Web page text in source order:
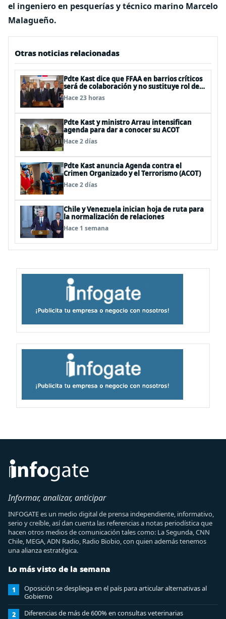
el ingeniero en pesquerías ytécnico marino Marcelo
Malagueño.
Otras noticias relacionadas
Pdte Kast dice que FFAA en barrios críticos
será de colaboración y no sustituye rol de
policías en control del orden público
Hace 23 horas
Pdte Kast y ministro Arrau intensifican
agenda para dar a conocer su ACOT
Hace 2 días
Pdte Kast anuncia Agenda contra el
Crimen Organizado y el Terrorismo (ACOT)
Hace 2 días
Chile y Venezuela inician hoja de ruta para
la normalización de relaciones
Hace 1 semana
Informar, analizar, anticipar
INFOGATE es un medio digital de prensa independiente, informativo,
serio y creíble, así dan cuenta las referencias a notas periodística que
hacen otros medios de comunicación tales como: La Segunda, CNN
Chile, MEGA, ADN Radio, Radio Biobio, con quien además tenemos
una alianza estratégica.
Lo más visto de la semana
1
Oposición se despliega en el país para articular alternativas al
Gobierno
2 Diferencias de más de 600% en consultas veterinarias